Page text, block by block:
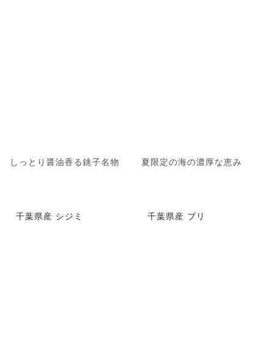
しっとり醤油香る銚子名物 夏限定の海の濃厚な恵み
千葉県産 シジミ 千葉県産 ブリ